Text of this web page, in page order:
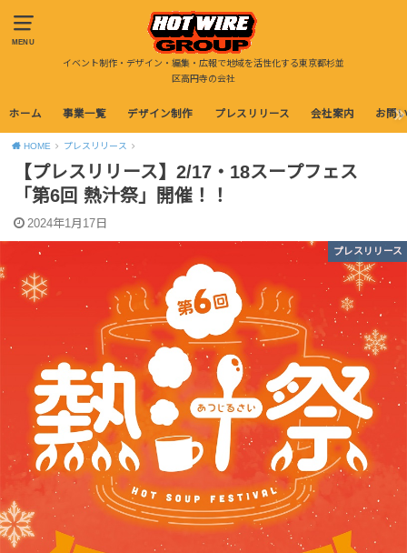
MENU
イベント制作・デザイン・編集・広報で地域を活性化する東京都杉並
区高円寺の会社
ホーム 事業一覧 デザイン制作 プレスリリース 会社案内 お問
HOME プレスリリース
【プレスリリース】2/17・18スープフェス
「第6回 熱汁祭」開催！！
2024年1月17日
プレスリリース